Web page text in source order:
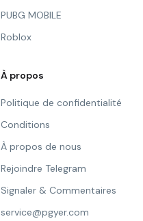
PUBG MOBILE
Roblox
À propos
Politique de confidentialité
Conditions
À propos de nous
Rejoindre Telegram
Signaler & Commentaires
service@pgyer.com